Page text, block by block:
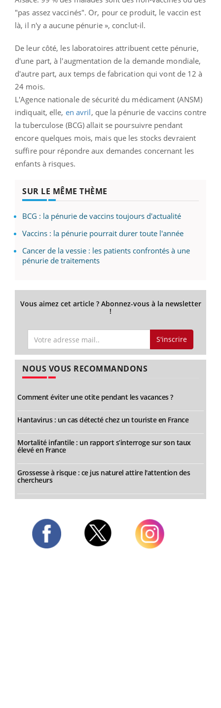
"pas assez vaccinés". Or, pour ce produit, le vaccin est
là, il n'y a aucune pénurie », conclut-il.
De leur côté, les laboratoires attribuent cette pénurie,
d'une part, à l'augmentation de la demande mondiale,
d'autre part, aux temps de fabrication qui vont de 12 à
24 mois.
L'Agence nationale de sécurité du médicament (ANSM)
indiquait, elle, en avril, que la pénurie de vaccins contre
la tuberculose (BCG) allait se poursuivre pendant
encore quelques mois, mais que les stocks devraient
suffire pour répondre aux demandes concernant les
enfants à risques.
SUR LE MÊME THÈME
BCG : la pénurie de vaccins toujours d'actualité
Vaccins : la pénurie pourrait durer toute l'année
Cancer de la vessie : les patients confrontés à une
pénurie de traitements
Vous aimez cet article ? Abonnez-vous à la newsletter
!
S'inscrire
NOUS VOUS RECOMMANDONS
Comment éviter une otite pendant les vacances ?
Hantavirus : un cas détecté chez un touriste en France
Mortalité infantile : un rapport s’interroge sur son taux
élevé en France
Grossesse à risque : ce jus naturel attire l'attention des
chercheurs